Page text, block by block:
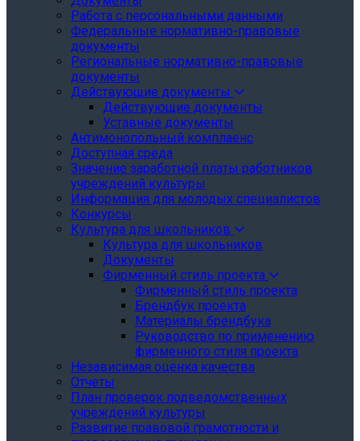
Работа с персональными данными
Федеральные нормативно-правовые
документы
Региональные нормативно-правовые
документы
Действующие документы
Действующие документы
Уставные документы
Антимонопольный комплаенс
Доступная среда
Значение заработной платы работников
учреждений культуры
Информация для молодых специалистов
Конкурсы
Культура для школьников
Культура для школьников
Документы
Фирменный стиль проекта
Фирменный стиль проекта
Брендбук проекта
Материалы брендбука
Руководство по применению
фирменного стиля проекта
Независимая оценка качества
Отчеты
План проверок подведомственных
учреждений культуры
Развитие правовой грамотности и